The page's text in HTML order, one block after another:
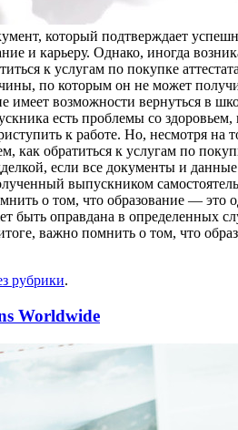
который подтверждает
и карьеру. Однако, иногда
к услугам по покупке
по которым он не может
имеет возможности вернуться в
есть проблемы со
к работе. Но, несмотря на
как обратиться к услугам по
если все документы и
выпускником
о том, что образование —
быть оправдана в определенных
важно помнить о том, что
рубрики.
Worldwide